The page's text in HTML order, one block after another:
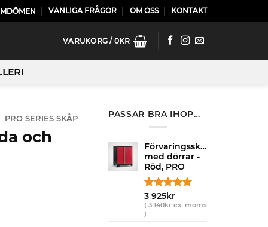
VANLIGA FRÅGOR OM OSS KONTAKT
VARUKORG / 0KR
PRO SERIES SKÅP
och
PASSAR BRA IHOP…
Förvaringsskåp
med dörrar -
Röd, PRO
Betygsatt
5.00av 5
baserat på
2
3 925kr
( 3 140kr ex. moms
)